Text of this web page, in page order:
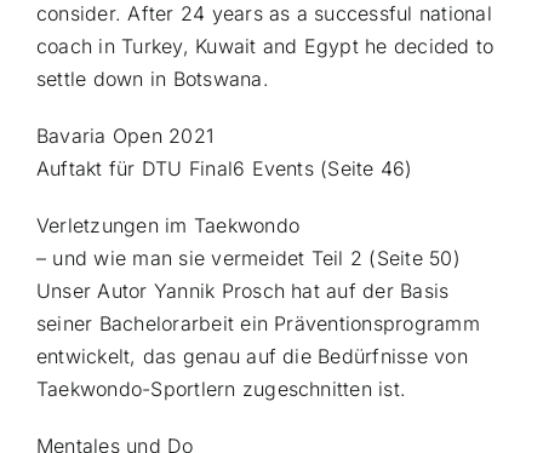
consider. After 24 years as a successful national
coach in Turkey, Kuwait and Egypt he decided to
settle down in Botswana.
Bavaria Open 2021
Auftakt für DTU Final6 Events (Seite 46)
Verletzungen im Taekwondo
– und wie man sie vermeidet Teil 2 (Seite 50)
Unser Autor Yannik Prosch hat auf der Basis
seiner Bachelorarbeit ein Präventionsprogramm
entwickelt, das genau auf die Bedürfnisse von
Taekwondo-Sportlern zugeschnitten ist.
Mentales und Do